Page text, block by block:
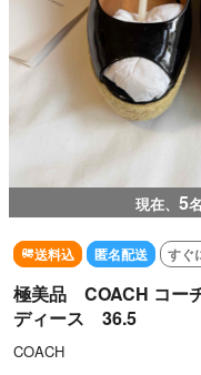
現在、 5
送料込 匿名配送 すぐ
極美品 COACH コー
ディース 36.5
COACH